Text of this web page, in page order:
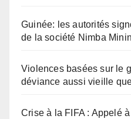
Guinée: les autorités
de la société Nimba
Violences basées sur le
déviance aussi vieille
Crise à la FIFA : Appelé